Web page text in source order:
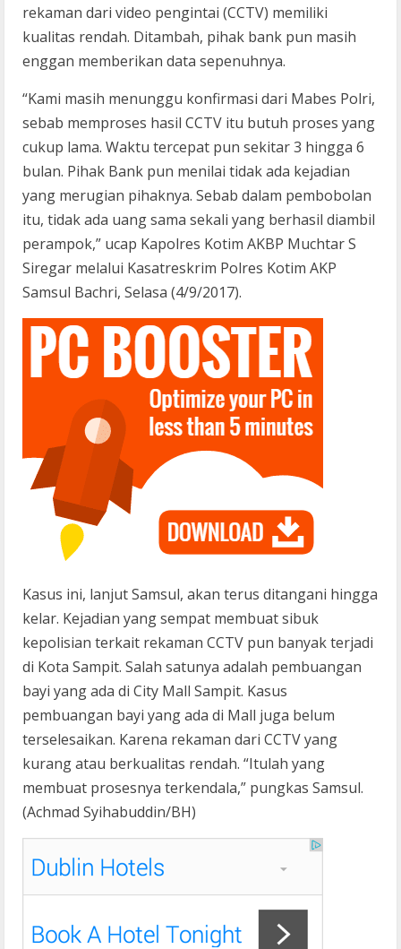
rekaman dari video pengintai (CCTV) memiliki
kualitas rendah. Ditambah, pihak bank pun masih
enggan memberikan data sepenuhnya.
“Kami masih menunggu konfirmasi dari Mabes Polri,
sebab memproses hasil CCTV itu butuh proses yang
cukup lama. Waktu tercepat pun sekitar 3 hingga 6
bulan. Pihak Bank pun menilai tidak ada kejadian
yang merugian pihaknya. Sebab dalam pembobolan
itu, tidak ada uang sama sekali yang berhasil diambil
perampok,” ucap Kapolres Kotim AKBP Muchtar S
Siregar melalui Kasatreskrim Polres Kotim AKP
Samsul Bachri, Selasa (4/9/2017).
Kasus ini, lanjut Samsul, akan terus ditangani hingga
kelar. Kejadian yang sempat membuat sibuk
kepolisian terkait rekaman CCTV pun banyak terjadi
di Kota Sampit. Salah satunya adalah pembuangan
bayi yang ada di City Mall Sampit. Kasus
pembuangan bayi yang ada di Mall juga belum
terselesaikan. Karena rekaman dari CCTV yang
kurang atau berkualitas rendah. “Itulah yang
membuat prosesnya terkendala,” pungkas Samsul.
(Achmad Syihabuddin/BH)